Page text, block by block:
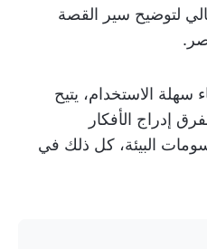
لتوضيح سير القصة
سهلة الاستخدام، يتيح
إدراج الأفكار
البيئة، كل ذلك في